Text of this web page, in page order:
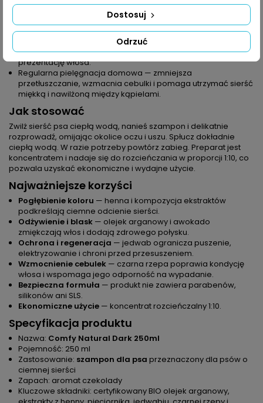
Po spacerze w deszczu i błocie — produkt usuwa
zanieczyszczenia, jednocześnie nie wysuszając sierści,
pozostawiając przyjemny zapach czekolady.
Przy przygotowaniach do wystawy — pogłębia naturalny
odcień i dodaje zdrowego blasku, ułatwiając modelowanie i
prezentację włosa.
Regularna pielęgnacja domowa — zmniejsza
przetłuszczanie, wzmacnia cebulki i pomaga utrzymać sierść
miękką i nawilżoną między kąpielami.
Jak stosować
Zwilż sierść psa ciepłą wodą, nanieś szampon i delikatnie
rozprowadź, omijając okolice oczu i uszu. Spłucz dokładnie
ciepłą wodą. W razie potrzeby powtórz zabieg. Preparat jest
koncentratem i nadaje się do rozcieńczania w proporcji 1:10, co
pozwala uzyskać ekonomiczne i wydajne użycie.
Najważniejsze korzyści
Pogłębienie koloru — henna i kompozycja ekstraktów
podkreślają ciemne odcienie sierści.
Odżywienie i blask — olejek arganowy i awokado
zmiękczają włos i dodają zdrowego połysku.
Ochrona i regeneracja — jedwab ogranicza puszenie,
elektryzowanie i chroni przed przesuszeniem.
Wzmocnienie cebulek — czarna rzepa poprawia kondycję
włosa i wspomaga jego odporność na wypadanie.
Bezpieczna formuła — produkt nie zawiera parabenów,
silikonów ani SLS.
Ekonomiczne użycie — koncentrat rozcieńczalny 1:10.
Specyfikacja produktu
Nazwa: Comfy Natural Dark 250ml
Pojemność: 250 ml
Zastosowanie: szampon dla psa przeznaczony dla psów o
ciemnej sierści
Zapach: aromat czekolady
Kluczowe składniki: certyfikowany BIO olejek arganowy,
Odrzuć
Dostosuj